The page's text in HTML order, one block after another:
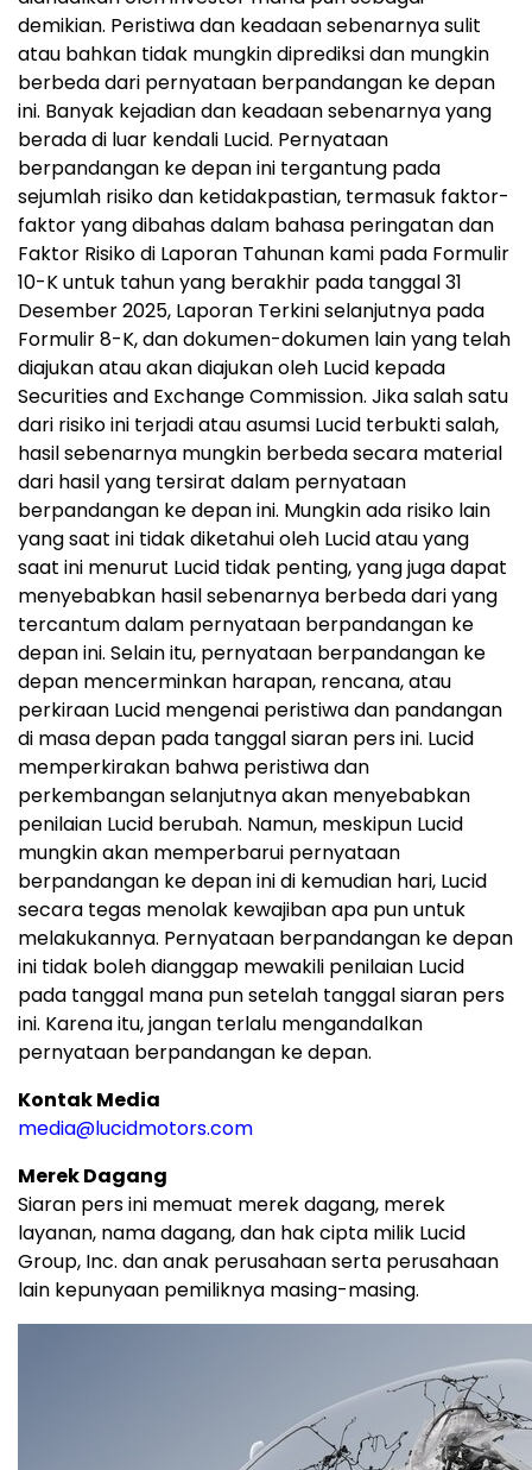
demikian. Peristiwa dan keadaan sebenarnya sulit
atau bahkan tidak mungkin diprediksi dan mungkin
berbeda dari pernyataan berpandangan ke depan
ini. Banyak kejadian dan keadaan sebenarnya yang
berada di luar kendali Lucid. Pernyataan
berpandangan ke depan ini tergantung pada
sejumlah risiko dan ketidakpastian, termasuk faktor-
faktor yang dibahas dalam bahasa peringatan dan
Faktor Risiko di Laporan Tahunan kami pada Formulir
10-K untuk tahun yang berakhir pada tanggal 31
Desember 2025, Laporan Terkini selanjutnya pada
Formulir 8-K, dan dokumen-dokumen lain yang telah
diajukan atau akan diajukan oleh Lucid kepada
Securities and Exchange Commission. Jika salah satu
dari risiko ini terjadi atau asumsi Lucid terbukti salah,
hasil sebenarnya mungkin berbeda secara material
dari hasil yang tersirat dalam pernyataan
berpandangan ke depan ini. Mungkin ada risiko lain
yang saat ini tidak diketahui oleh Lucid atau yang
saat ini menurut Lucid tidak penting, yang juga dapat
menyebabkan hasil sebenarnya berbeda dari yang
tercantum dalam pernyataan berpandangan ke
depan ini. Selain itu, pernyataan berpandangan ke
depan mencerminkan harapan, rencana, atau
perkiraan Lucid mengenai peristiwa dan pandangan
di masa depan pada tanggal siaran pers ini. Lucid
memperkirakan bahwa peristiwa dan
perkembangan selanjutnya akan menyebabkan
penilaian Lucid berubah. Namun, meskipun Lucid
mungkin akan memperbarui pernyataan
berpandangan ke depan ini di kemudian hari, Lucid
secara tegas menolak kewajiban apa pun untuk
melakukannya. Pernyataan berpandangan ke depan
ini tidak boleh dianggap mewakili penilaian Lucid
pada tanggal mana pun setelah tanggal siaran pers
ini. Karena itu, jangan terlalu mengandalkan
pernyataan berpandangan ke depan.
Kontak Media
media@lucidmotors.com
Merek Dagang
Siaran pers ini memuat merek dagang, merek
layanan, nama dagang, dan hak cipta milik Lucid
Group, Inc. dan anak perusahaan serta perusahaan
lain kepunyaan pemiliknya masing-masing.